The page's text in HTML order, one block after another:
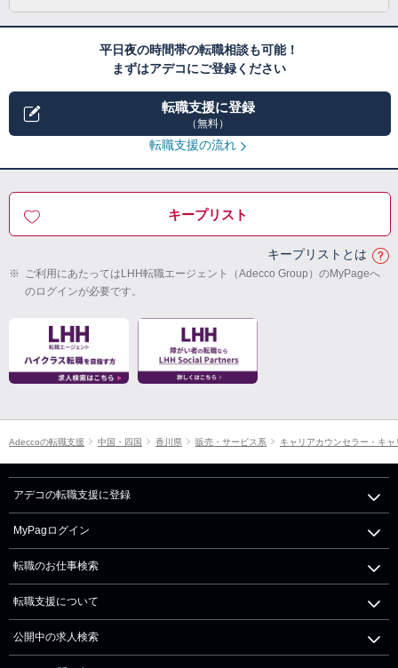
平日夜の時間帯の転職相談も可能！
まずはアデコにご登録ください
転職支援に登録
（無料）
転職支援の流れ
キープリスト
キープリストとは
※ ご利用にあたってはLHH転職エージェント（Adecco Group）のMyPageへ
のログインが必要です。
Adeccoの転職支援 中国・四国 香川県 販売・サービス系 キャリアカウンセラー・キ
アデコの転職支援に登録
MyPagログイン
転職のお仕事検索
転職支援について
公開中の求人検索